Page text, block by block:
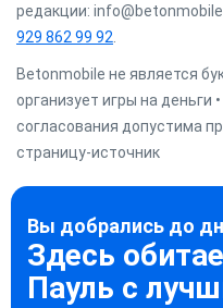
редакции:
929 862 99 92
Betonmobile не является
организует игры на деньги
согласования допустима
страницу-источник